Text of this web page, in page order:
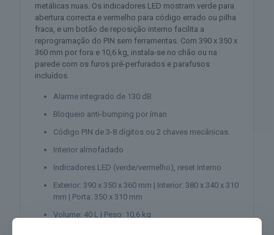
metálicas nuas. Os indicadores LED mostram verde para
abertura correcta e vermelho para código errado ou pilha
fraca, e um botão de reposição interno facilita a
reprogramação do PIN sem ferramentas. Com 390 x 350 x
360 mm por fora e 10,6 kg, instala-se no chão ou na
parede com os furos pré-perfurados e parafusos
incluídos.
Alarme integrado de 130 dB
Bloqueio anti-bumping por íman
Código PIN de 3-8 dígitos ou 2 chaves mecânicas
Interior almofadado
Indicadores LED (verde/vermelho), reset interno
Exterior: 390 x 350 x 360 mm | Interior: 380 x 340 x 310
mm | Porta: 350 x 310 mm
Volume: 40 L | Peso: 10,6 kg